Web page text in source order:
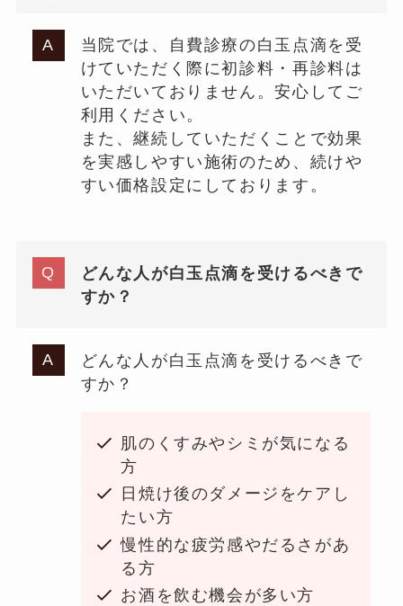
当院では、自費診療の白玉点滴を受
けていただく際に初診料・再診料は
いただいておりません。安心してご
利用ください。
また、継続していただくことで効果
を実感しやすい施術のため、続けや
すい価格設定にしております。
どんな人が白玉点滴を受けるべきで
すか？
どんな人が白玉点滴を受けるべきで
すか？
肌のくすみやシミが気になる
方
日焼け後のダメージをケアし
たい方
慢性的な疲労感やだるさがあ
る方
お酒を飲む機会が多い方